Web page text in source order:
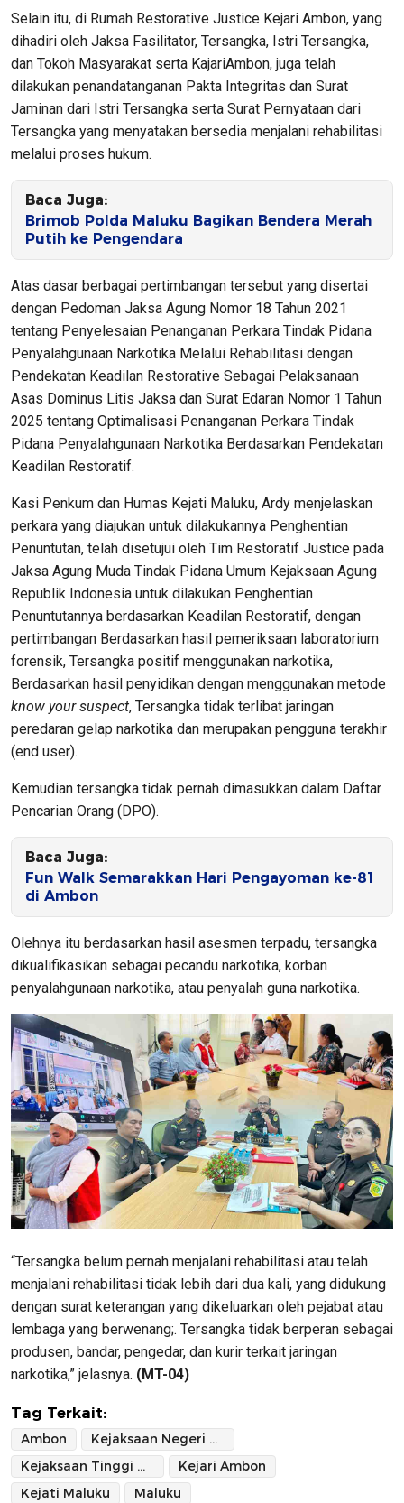
Selain itu, di Rumah Restorative Justice Kejari Ambon, yang
dihadiri oleh Jaksa Fasilitator, Tersangka, Istri Tersangka,
dan Tokoh Masyarakat serta KajariAmbon, juga telah
dilakukan penandatanganan Pakta Integritas dan Surat
Jaminan dari Istri Tersangka serta Surat Pernyataan dari
Tersangka yang menyatakan bersedia menjalani rehabilitasi
melalui proses hukum.
Baca Juga:
Brimob Polda Maluku Bagikan Bendera Merah
Putih ke Pengendara
Atas dasar berbagai pertimbangan tersebut yang disertai
dengan Pedoman Jaksa Agung Nomor 18 Tahun 2021
tentang Penyelesaian Penanganan Perkara Tindak Pidana
Penyalahgunaan Narkotika Melalui Rehabilitasi dengan
Pendekatan Keadilan Restorative Sebagai Pelaksanaan
Asas Dominus Litis Jaksa dan Surat Edaran Nomor 1 Tahun
2025 tentang Optimalisasi Penanganan Perkara Tindak
Pidana Penyalahgunaan Narkotika Berdasarkan Pendekatan
Keadilan Restoratif.
Kasi Penkum dan Humas Kejati Maluku, Ardy menjelaskan
perkara yang diajukan untuk dilakukannya Penghentian
Penuntutan, telah disetujui oleh Tim Restoratif Justice pada
Jaksa Agung Muda Tindak Pidana Umum Kejaksaan Agung
Republik Indonesia untuk dilakukan Penghentian
Penuntutannya berdasarkan Keadilan Restoratif, dengan
pertimbangan Berdasarkan hasil pemeriksaan laboratorium
forensik, Tersangka positif menggunakan narkotika,
Berdasarkan hasil penyidikan dengan menggunakan metode
know your suspect, Tersangka tidak terlibat jaringan
peredaran gelap narkotika dan merupakan pengguna terakhir
(end user).
Kemudian tersangka tidak pernah dimasukkan dalam Daftar
Pencarian Orang (DPO).
Baca Juga:
Fun Walk Semarakkan Hari Pengayoman ke-81
di Ambon
Olehnya itu berdasarkan hasil asesmen terpadu, tersangka
dikualifikasikan sebagai pecandu narkotika, korban
penyalahgunaan narkotika, atau penyalah guna narkotika.
“Tersangka belum pernah menjalani rehabilitasi atau telah
menjalani rehabilitasi tidak lebih dari dua kali, yang didukung
dengan surat keterangan yang dikeluarkan oleh pejabat atau
lembaga yang berwenang;. Tersangka tidak berperan sebagai
produsen, bandar, pengedar, dan kurir terkait jaringan
narkotika,” jelasnya. (MT-04)
Tag Terkait:
Ambon
Kejaksaan Negeri Ambon
Kejaksaan Tinggi Maluku
Kejari Ambon
Kejati Maluku
Maluku